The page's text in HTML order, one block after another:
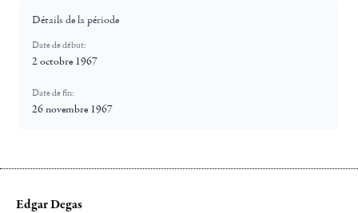
Détails de la période
Date de début:
2 octobre 1967
Date de fin:
26 novembre 1967
Edgar Degas